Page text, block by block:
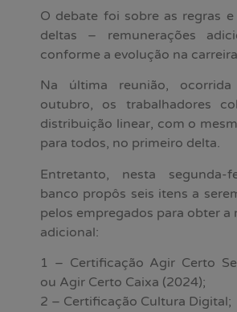
O debate foi sobre as regras
deltas – remunerações
conforme a evolução na
Na última reunião,
outubro, os trabalhadores
distribuição linear, com o
para todos, no primeiro delta.
Entretanto, nesta
banco propôs seis itens a
pelos empregados para obter a
adicional:
1 – Certificação Agir Certo
ou Agir Certo Caixa (2024);
2 – Certificação Cultura Digital;